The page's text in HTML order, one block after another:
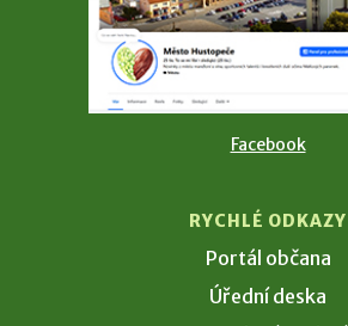
Facebook
RYCHLÉ ODKAZY
Portál občana
Úřední deska